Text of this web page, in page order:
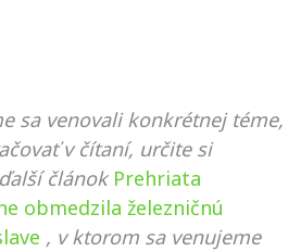
sa venovali konkrétnej téme,
v čítaní, určite si
článok Prehriata
obmedzila železničnú
, v ktorom sa venujeme